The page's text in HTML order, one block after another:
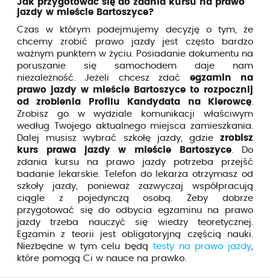
Jak przygotować się do zdania kursu na prawo
jazdy w mieście Bartoszyce?
Czas w którym podejmujemy decyzję o tym, że
chcemy zrobić prawo jazdy jest często bardzo
ważnym punktem w życiu. Posiadanie dokumentu na
poruszanie się samochodem daje nam
niezależność. Jeżeli chcesz zdać egzamin na
prawo jazdy w mieście Bartoszyce to rozpocznij
od zrobienia Profilu Kandydata na Kierowcę.
Zrobisz go w wydziale komunikacji właściwym
według Twojego aktualnego miejsca zamieszkania.
Dalej musisz wybrać szkołę jazdy, gdzie zrobisz
kurs prawa jazdy w mieście Bartoszyce. Do
zdania kursu na prawo jazdy potrzeba przejść
badanie lekarskie. Telefon do lekarza otrzymasz od
szkoły jazdy, ponieważ zazwyczaj współpracują
ciągle z pojedynczą osobą. Żeby dobrze
przygotować się do odbycia egzaminu na prawo
jazdy trzeba nauczyć się wiedzy teoretycznej.
Egzamin z teorii jest obligatoryjną częścią nauki.
Niezbędne w tym celu będą testy na prawo jazdy,
które pomogą Ci w nauce na prawko.